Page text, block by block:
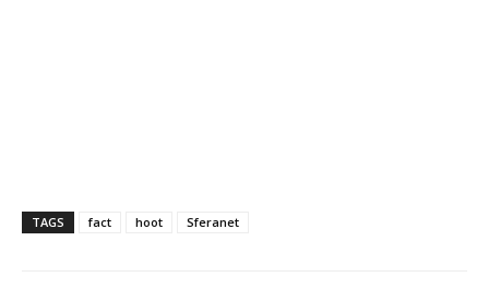
TAGS fact hoot Sferanet